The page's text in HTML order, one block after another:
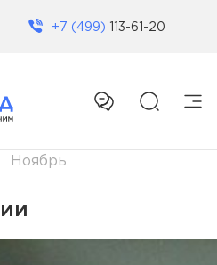
+7 (499) 113-61-20
Ноябрь